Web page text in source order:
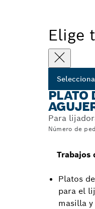
Elige
PLATO
Para
Número de
Trabajos
Platos
para el
masilla y